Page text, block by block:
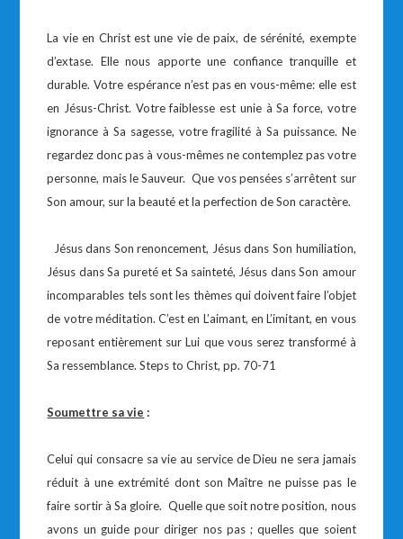
La vie en Christ est une vie de paix, de sérénité, exempte
d’extase. Elle nous apporte une confiance tranquille et
durable. Votre espérance n’est pas en vous-même: elle est
en Jésus-Christ. Votre faiblesse est unie à Sa force, votre
ignorance à Sa sagesse, votre fragilité à Sa puissance. Ne
regardez donc pas à vous-mêmes ne contemplez pas votre
personne, mais le Sauveur. Que vos pensées s’arrêtent sur
Son amour, sur la beauté et la perfection de Son caractère.
Jésus dans Son renoncement, Jésus dans Son humiliation,
Jésus dans Sa pureté et Sa sainteté, Jésus dans Son amour
incomparables tels sont les thèmes qui doivent faire l’objet
de votre méditation. C’est en L’aimant, en L’imitant, en vous
reposant entièrement sur Lui que vous serez transformé à
Sa ressemblance. Steps to Christ, pp. 70-71
Soumettre sa vie :
Celui qui consacre sa vie au service de Dieu ne sera jamais
réduit à une extrémité dont son Maître ne puisse pas le
faire sortir à Sa gloire. Quelle que soit notre position, nous
avons un guide pour diriger nos pas ; quelles que soient